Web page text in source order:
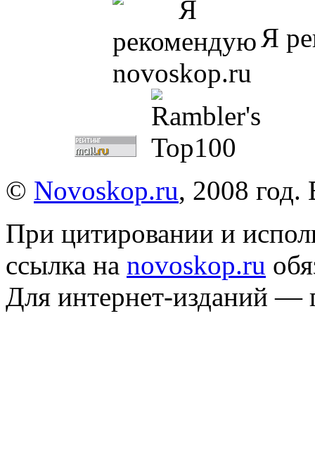
Я
© Novoskop.ru, 2008
При цитировании и
ссылка на novoskop.ru
Для интернет-изданий —